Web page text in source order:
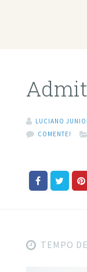
LUCIANO
COMENTE!
TEMPO